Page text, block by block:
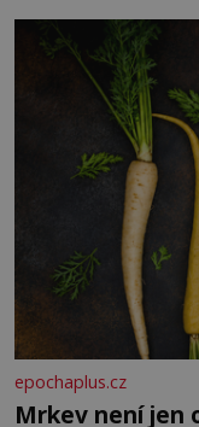
Je to opravdu tak, s
rozhodla
epochaplus.cz
Mrkev není jen